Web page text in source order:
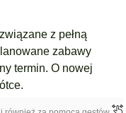
z pełną
zabawy
termin. O nowej